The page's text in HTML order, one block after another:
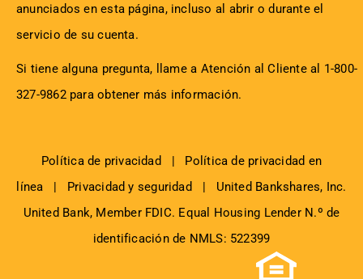
anunciados en esta página, incluso al abrir o durante el
servicio de su cuenta.
Si tiene alguna pregunta, llame a Atención al Cliente al 1-800-
327-9862 para obtener más información.
Política de privacidad | Política de privacidad en
línea | Privacidad y seguridad | United Bankshares, Inc.
United Bank, Member FDIC. Equal Housing Lender N.º de
identificación de NMLS: 522399